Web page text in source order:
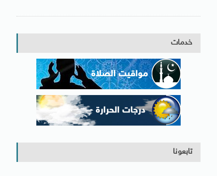
خدمات
تابعونا